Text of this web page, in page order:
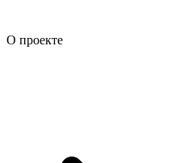
О проекте